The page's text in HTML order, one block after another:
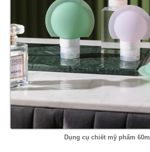
Dụng cụ chiết mỹ phẩm 60ml